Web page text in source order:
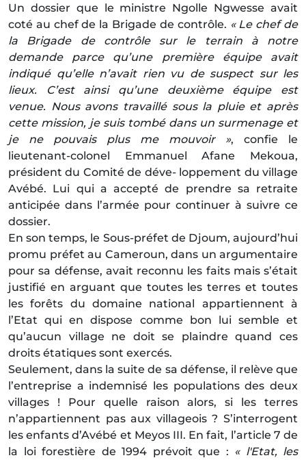
Un dossier que le ministre Ngolle Ngwesse avait
coté au chef de la Brigade de contrôle. « Le chef de
la Brigade de contrôle sur le terrain à notre
demande parce qu’une première équipe avait
indiqué qu’elle n’avait rien vu de suspect sur les
lieux. C’est ainsi qu’une deuxième équipe est
venue. Nous avons travaillé sous la pluie et après
cette mission, je suis tombé dans un surmenage et
je ne pouvais plus me mouvoir », confie le
lieutenant-colonel Emmanuel Afane Mekoua,
président du Comité de déve- loppement du village
Avébé. Lui qui a accepté de prendre sa retraite
anticipée dans l’armée pour continuer à suivre ce
dossier.
En son temps, le Sous-préfet de Djoum, aujourd’hui
promu préfet au Cameroun, dans un argumentaire
pour sa défense, avait reconnu les faits mais s’était
justifié en arguant que toutes les terres et toutes
les forêts du domaine national appartiennent à
l’Etat qui en dispose comme bon lui semble et
qu’aucun village ne doit se plaindre quand ces
droits étatiques sont exercés.
Seulement, dans la suite de sa défense, il relève que
l’entreprise a indemnisé les populations des deux
villages ! Pour quelle raison alors, si les terres
n’appartiennent pas aux villageois ? S’interrogent
les enfants d’Avébé et Meyos III. En fait, l’article 7 de
la loi forestière de 1994 prévoit que : « l'Etat, les